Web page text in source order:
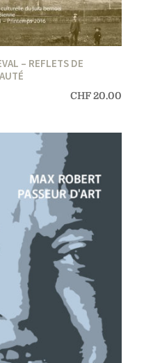
– REFLETS DE
CHF20.00